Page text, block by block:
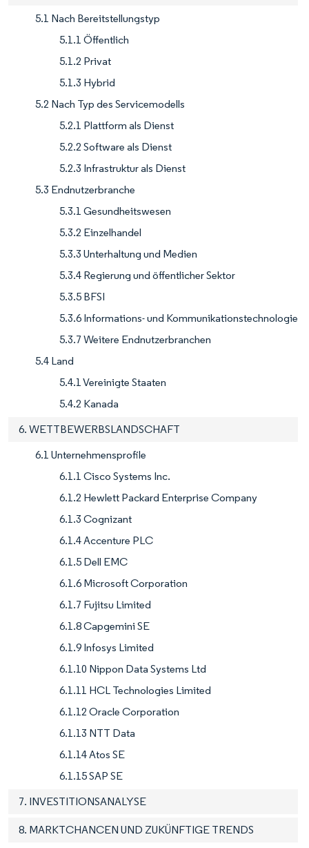
5.1 Nach Bereitstellungstyp
5.1.1 Öffentlich
5.1.2 Privat
5.1.3 Hybrid
5.2 Nach Typ des Servicemodells
5.2.1 Plattform als Dienst
5.2.2 Software als Dienst
5.2.3 Infrastruktur als Dienst
5.3 Endnutzerbranche
5.3.1 Gesundheitswesen
5.3.2 Einzelhandel
5.3.3 Unterhaltung und Medien
5.3.4 Regierung und öffentlicher Sektor
5.3.5 BFSI
5.3.6 Informations- und Kommunikationstechnologie
5.3.7 Weitere Endnutzerbranchen
5.4 Land
5.4.1 Vereinigte Staaten
5.4.2 Kanada
6. WETTBEWERBSLANDSCHAFT
6.1 Unternehmensprofile
6.1.1 Cisco Systems Inc.
6.1.2 Hewlett Packard Enterprise Company
6.1.3 Cognizant
6.1.4 Accenture PLC
6.1.5 Dell EMC
6.1.6 Microsoft Corporation
6.1.7 Fujitsu Limited
6.1.8 Capgemini SE
6.1.9 Infosys Limited
6.1.10 Nippon Data Systems Ltd
6.1.11 HCL Technologies Limited
6.1.12 Oracle Corporation
6.1.13 NTT Data
6.1.14 Atos SE
6.1.15 SAP SE
7. INVESTITIONSANALYSE
8. MARKTCHANCEN UND ZUKÜNFTIGE TRENDS